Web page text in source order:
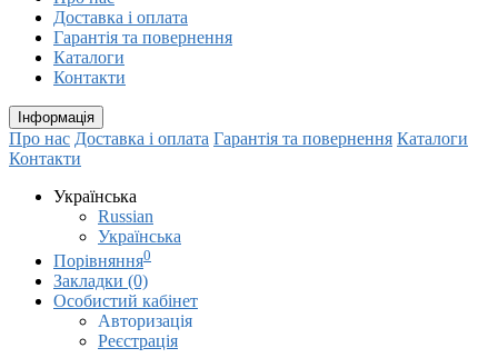
Доставка і оплата
Гарантія та повернення
Каталоги
Контакти
Інформація
Про нас Доставка і оплата Гарантія та повернення Каталоги
Контакти
Українська
Russian
Українська
Порівняння0
Закладки (0)
Особистий кабінет
Авторизація
Реєстрація